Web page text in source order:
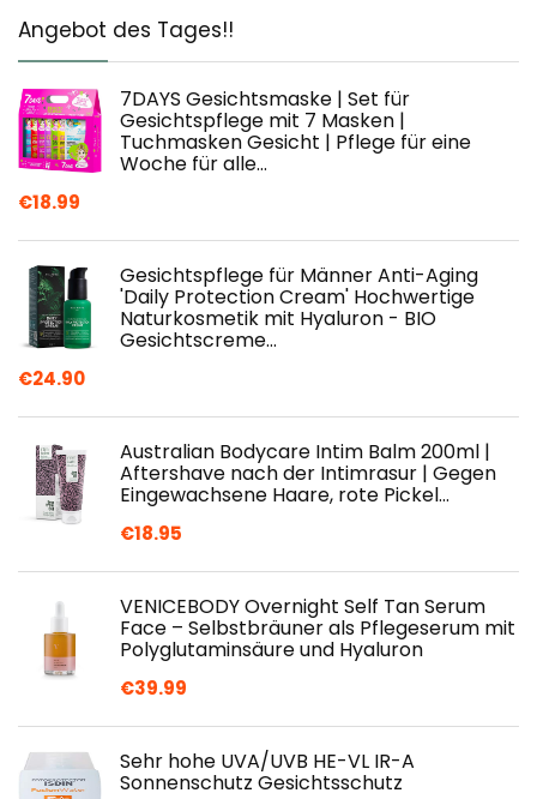
Angebot des Tages!!
7DAYS Gesichtsmaske | Set für
Gesichtspflege mit 7 Masken |
Tuchmasken Gesicht | Pflege für eine
Woche für alle…
€18.99
Gesichtspflege für Männer Anti-Aging
'Daily Protection Cream' Hochwertige
Naturkosmetik mit Hyaluron - BIO
Gesichtscreme…
€24.90
Australian Bodycare Intim Balm 200ml |
Aftershave nach der Intimrasur | Gegen
Eingewachsene Haare, rote Pickel…
€18.95
VENICEBODY Overnight Self Tan Serum
Face – Selbstbräuner als Pflegeserum mit
Polyglutaminsäure und Hyaluron
€39.99
Sehr hohe UVA/UVB HE-VL IR-A
Sonnenschutz Gesichtsschutz